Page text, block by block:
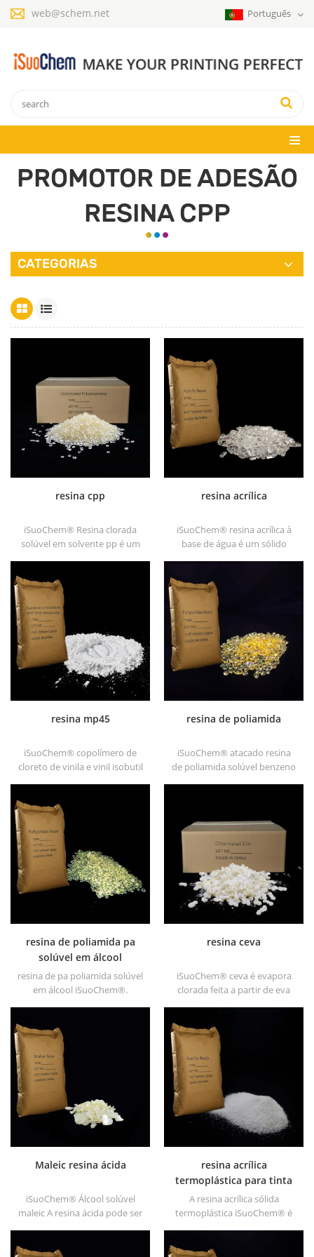
web@schem.net Português
PROMOTOR DE ADESÃO
RESINA CPP
CATEGORIAS
resina cpp
iSuoChem® Resina clorada
solúvel em solvente pp é um
em solvente para substratos
de poliolefina.
resina acrílica
iSuoChem® resina acrílica à
base de água é um sólido
boa solubilidade, alta
transparência, boa
capacidade de impressão e
boa transitividade.
resina mp45
iSuoChem® copolímero de
cloreto de vinila e vinil isobutil
aglutinante clorado e
desenvolvido para tinta de
impressão e tinta
anticorrosiva pesada.
resina de poliamida
iSuoChem® atacado resina
de poliamida solúvel benzeno
resina de poliamida pa
solúvel em álcool
resina de pa poliamida solúvel
em álcool iSuoChem®.
diferentes tipos, como DT610,
DT610A, DT610H e dt6245
resina ceva
iSuoChem® ceva é evapora
clorada feita a partir de eva
orgânico como tolueno, éster,
Maleic resina ácida
iSuoChem® Álcool solúvel
maleic A resina ácida pode ser
resina acrílica
termoplástica para tinta
A resina acrílica sólida
termoplástica iSuoChem® é